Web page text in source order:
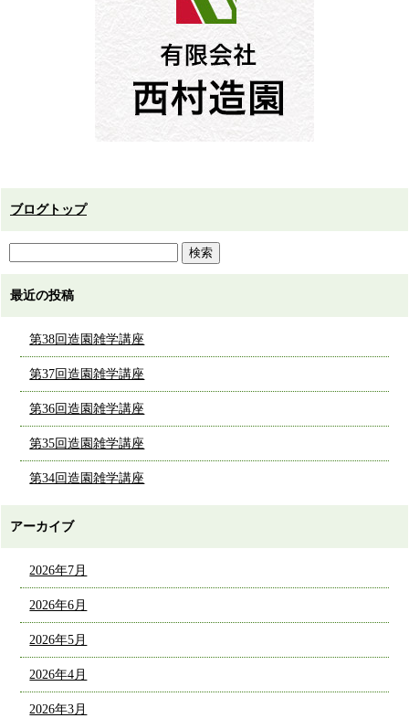
ブログトップ
最近の投稿
第38回造園雑学講座
第37回造園雑学講座
第36回造園雑学講座
第35回造園雑学講座
第34回造園雑学講座
アーカイブ
2026年7月
2026年6月
2026年5月
2026年4月
2026年3月